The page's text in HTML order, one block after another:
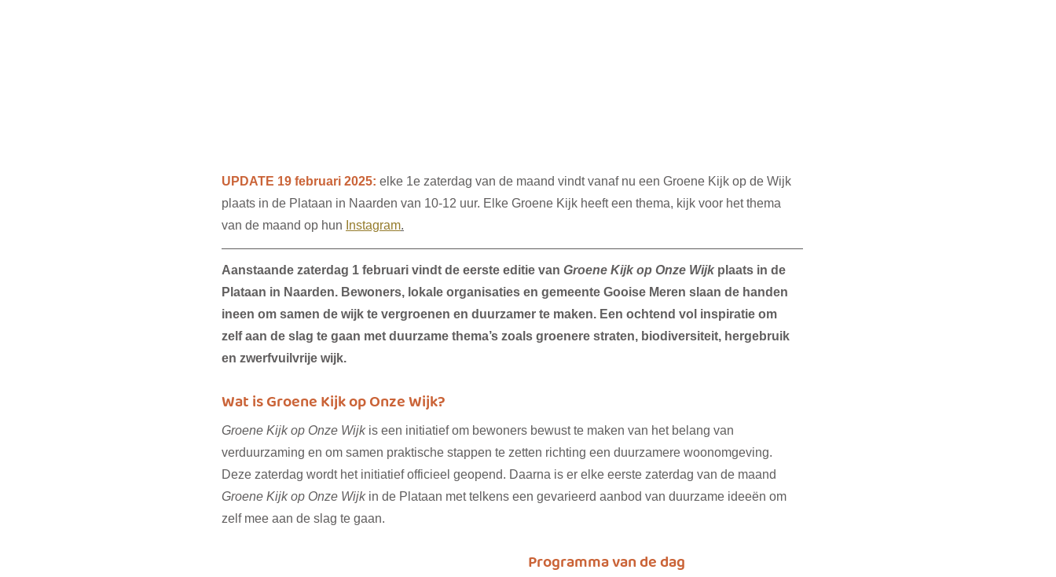
UPDATE 19 februari 2025: elke 1e zaterdag van de maand vindt vanaf nu een Groene Kijk op de Wijk
plaats in de Plataan in Naarden van 10-12 uur. Elke Groene Kijk heeft een thema, kijk voor het thema
van de maand op hun Instagram.
Aanstaande zaterdag 1 februari vindt de eerste editie van Groene Kijk op Onze Wijk plaats in de
Plataan in Naarden. Bewoners, lokale organisaties en gemeente Gooise Meren slaan de handen
ineen om samen de wijk te vergroenen en duurzamer te maken. Een ochtend vol inspiratie om
zelf aan de slag te gaan met duurzame thema’s zoals groenere straten, biodiversiteit, hergebruik
en zwerfvuilvrije wijk.
Wat is Groene Kijk op Onze Wijk?
Groene Kijk op Onze Wijk is een initiatief om bewoners bewust te maken van het belang van
verduurzaming en om samen praktische stappen te zetten richting een duurzamere woonomgeving.
Deze zaterdag wordt het initiatief officieel geopend. Daarna is er elke eerste zaterdag van de maand
Groene Kijk op Onze Wijk in de Plataan met telkens een gevarieerd aanbod van duurzame ideeën om
zelf mee aan de slag te gaan.
Programma van de dag